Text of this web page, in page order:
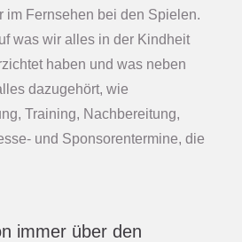
im Fernsehen bei den Spielen.
was wir alles in der Kindheit
haben und was neben
dazugehört, wie
Training, Nachbereitung,
und Sponsorentermine, die
immer über den